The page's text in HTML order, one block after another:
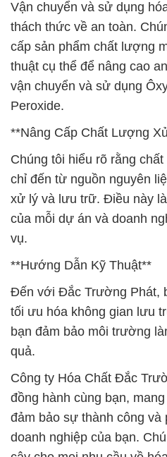
Vận chuyển và sử dụng
thách thức về an toàn.
cấp sản phẩm chất lượng
thuật cụ thể để nâng cao
vận chuyển và sử dụng
Peroxide.
**Nâng Cấp Chất Lượng
Chúng tôi hiểu rõ rằng
chỉ đến từ nguồn nguyên
xử lý và lưu trữ. Điều này
của mỗi dự án và doanh
vụ.
**Hướng Dẫn Kỹ Thuật**
Đến với Đắc Trường Phát,
tối ưu hóa không gian lưu
bạn đảm bảo môi trường
quả.
Công ty Hóa Chất Đắc
đồng hành cùng bạn,
đảm bảo sự thành công và
doanh nghiệp của bạn.